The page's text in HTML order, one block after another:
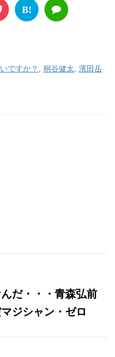
B!
ですか？ 桐谷健太 濱田岳
だ・・・青森弘前
ジシャン・ゼロ